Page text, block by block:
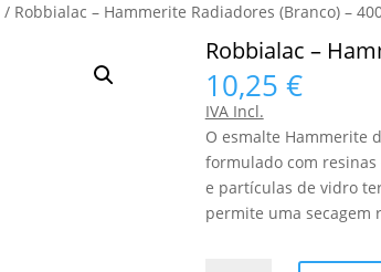
/ Robbialac – Hammerite Radiadores (Branco) –
Robbialac –
10,25 €
IVA Incl.
O esmalte Hammerite
formulado com
e partículas de vidro
permite uma secagem